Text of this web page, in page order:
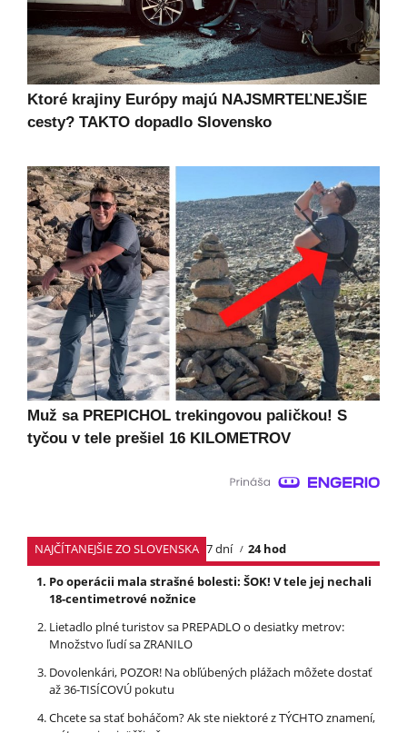
Ktoré krajiny Európy majú NAJSMRTEĽNEJŠIE
cesty? TAKTO dopadlo Slovensko
Muž sa PREPICHOL trekingovou paličkou! S
tyčou v tele prešiel 16 KILOMETROV
NAJČÍTANEJŠIE ZO SLOVENSKA 7 dní
24 hod
Po operácii mala strašné bolesti: ŠOK! V tele jej nechali
18-centimetrové nožnice
Lietadlo plné turistov sa PREPADLO o desiatky metrov:
Množstvo ľudí sa ZRANILO
Dovolenkári, POZOR! Na obľúbených plážach môžete dostať
až 36-TISÍCOVÚ pokutu
Chcete sa stať boháčom? Ak ste niektoré z TÝCHTO znamení,